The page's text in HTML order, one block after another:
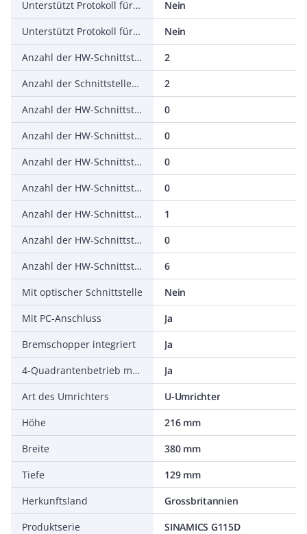
Unterstützt Protokoll für SafetyBUS p
Nein
Unterstützt Protokoll für sonstige Bussysteme
Nein
Anzahl der HW-Schnittstellen Industrial Ethernet
2
Anzahl der Schnittstellen PROFINET
2
Anzahl der HW-Schnittstellen seriell RS-232
0
Anzahl der HW-Schnittstellen seriell RS-422
0
Anzahl der HW-Schnittstellen seriell RS-485
0
Anzahl der HW-Schnittstellen seriell TTY
0
Anzahl der HW-Schnittstellen USB
1
Anzahl der HW-Schnittstellen parallel
0
Anzahl der HW-Schnittstellen sonstige
6
Mit optischer Schnittstelle
Nein
Mit PC-Anschluss
Ja
Bremschopper integriert
Ja
4-Quadrantenbetrieb möglich
Ja
Art des Umrichters
U-Umrichter
Höhe
216 mm
Breite
380 mm
Tiefe
129 mm
Herkunftsland
Grossbritannien
Produktserie
SINAMICS G115D